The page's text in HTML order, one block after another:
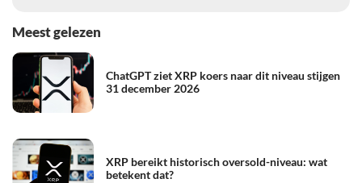
Meest gelezen
ChatGPT ziet XRP koers naar dit niveau stijgen
31 december 2026
XRP bereikt historisch oversold-niveau: wat
betekent dat?